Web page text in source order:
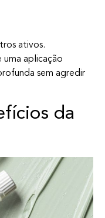
ativos.
uma aplicação
sem agredir
da